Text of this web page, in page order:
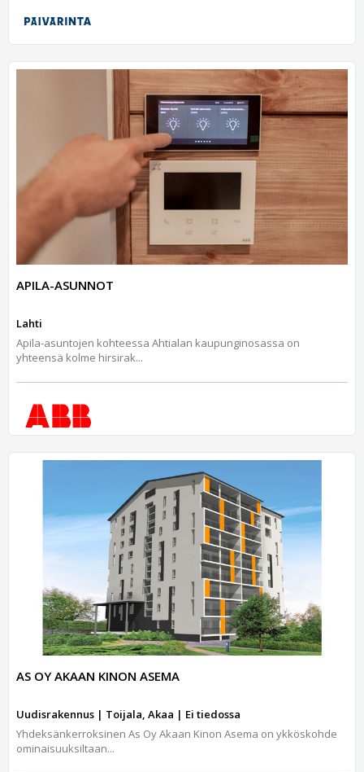
APILA-ASUNNOT
Lahti
Apila-asuntojen kohteessa Ahtialan kaupunginosassa on
yhteensä kolme hirsirak...
AS OY AKAAN KINON ASEMA
Uudisrakennus | Toijala, Akaa | Ei tiedossa
Yhdeksänkerroksinen As Oy Akaan Kinon Asema on ykköskohde
ominaisuuksiltaan...